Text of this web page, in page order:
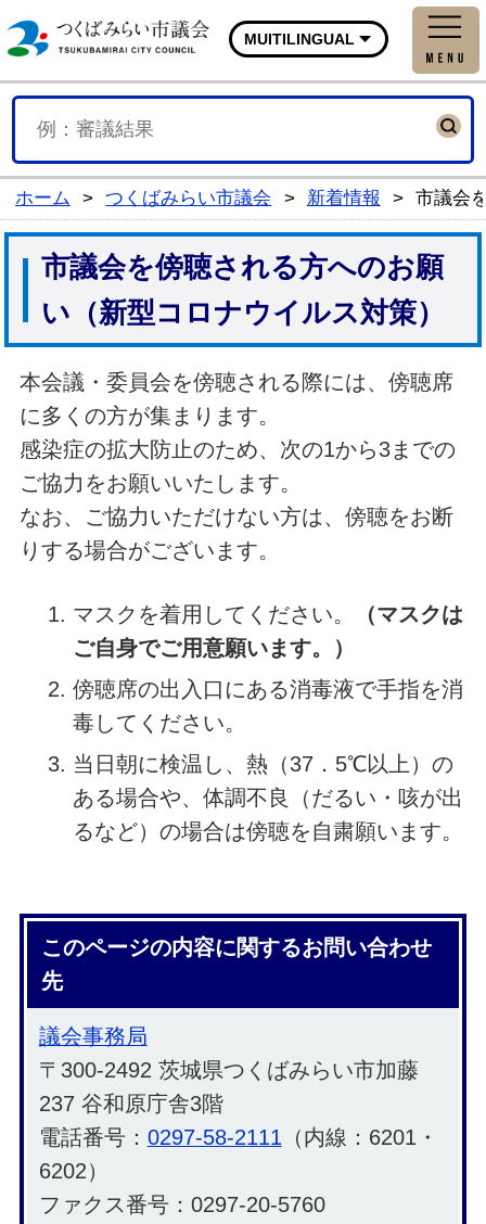
つくばみらい市議会公式
MUITILINGUAL
ホーム > つくばみらい市議会 > 新着情報 > 市議会
市議会を傍聴される方へのお願
い（新型コロナウイルス対策）
本会議・委員会を傍聴される際には、傍聴席
に多くの方が集まります。
感染症の拡大防止のため、次の1から3までの
ご協力をお願いいたします。
なお、ご協力いただけない方は、傍聴をお断
りする場合がございます。
マスクを着用してください。
（マスクは
ご自身でご用意願います。）
傍聴席の出入口にある消毒液で手指を消
毒してください。
当日朝に検温し、熱（37．5℃以上）の
ある場合や、体調不良（だるい・咳が出
るなど）の場合は傍聴を自粛願います。
このページの内容に関するお問い合わせ
先
議会事務局
〒300-2492 茨城県つくばみらい市加藤
237 谷和原庁舎3階
電話番号： 0297-58-2111 （内線：6201・
6202）
ファクス番号：0297-20-5760